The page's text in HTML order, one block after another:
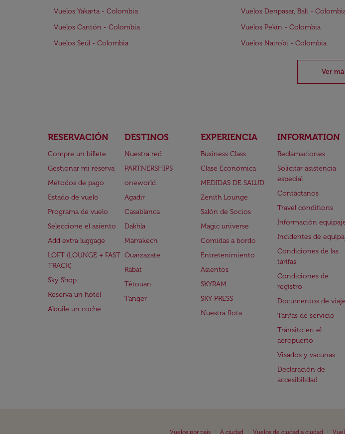
Vuelos Yakarta - Colombia
Vuelos Denpasar, Bali -
Vuelos Cantón - Colombia
Vuelos Pekín - Colombia
Vuelos Seúl - Colombia
Vuelos Nairobi - Colombia
Ver
RESERVACIÓN
Compre un billete
Gestionar mi reserva
Métodos de pago
Estado de vuelo
Programa de vuelo
Seleccione el asiento
Add extra luggage
LOFT (LOUNGE + FAST
TRACK)
Sky Shop
Reserva un hotel
Alquile un coche
DESTINOS
Nuestra red
PARTNERSHIPS
oneworld
Agadir
Casablanca
Dakhla
Marrakech
Ouarzazate
Rabat
Tétouan
Tanger
EXPERIENCIA
Business Class
Clase Económica
MEDIDAS DE SALUD
Zenith Lounge
Salón de Socios
Magic universe
Comidas a bordo
Entretenimiento
Asientos
SKYRAM
SKY PRESS
Nuestra flota
INFORMATION
Reclamaciones
Solicitar asistencia
especial
Contáctanos
Travel conditions
Información
Incidentes de
Condiciones de las
tarifas
Condiciones de
registro
Documentos de viaje
Tarifas de servicio
Tránsito en el
aeropuerto
Visados y vacunas
Declaración de
accesibilidad
Vuelos por país A ciudad Vuelos de ciudad a ciudad